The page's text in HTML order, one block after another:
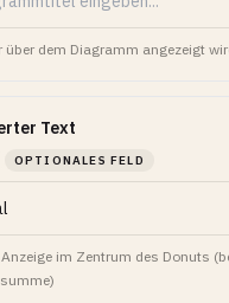
über dem Diagramm angezeigt
Text
OPTIONALES FELD
im Zentrum des Donuts